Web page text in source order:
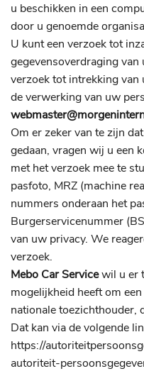
u beschikken in een
door u genoemde
U kunt een verzoek tot
gegevensoverdraging
verzoek tot intrekking
de verwerking van uw
Om er zeker van te zijn
gedaan, vragen wij u een
met het verzoek mee te
pasfoto, MRZ (machine
nummers onderaan het
Burgerservicenummer
van uw privacy. We
verzoek.
Mebo Car Servicewil u er
mogelijkheid heeft om
nationale toezichthouder,
Dat kan via de volgende
https://
autoriteit-